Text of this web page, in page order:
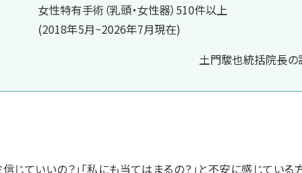
女性特有手術（乳頭・女性器）510件以上
(2018年5月~2026年7月現在)
土門駿也統括院長の
じていいの？」「私にも当てはまるの？」と不安に感じてい